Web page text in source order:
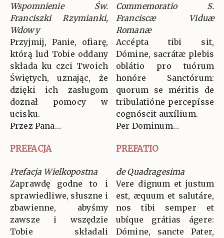
Wspomnienie Św.
Franciszki Rzymianki,
Wdowy
Przyjmij, Panie, ofiarę,
którą lud Tobie oddany
składa ku czci Twoich
Świętych, uznając, że
dzięki ich zasługom
doznał pomocy w
ucisku.
Przez Pana…
Commemoratio S.
Franciscæ Viduæ
Romanæ
Accépta tibi sit,
Dómine, sacrátæ plebis
oblátio pro tuórum
honóre Sanctórum:
quorum se méritis de
tribulatióne percepísse
cognóscit auxílium.
Per Dominum…
PREFACJA PREFATIO
Prefacja Wielkopostna
Zaprawdę godne to i
sprawiedliwe, słuszne i
zbawienne, abyśmy
zawsze i wszędzie
Tobie składali
de Quadragesima
Vere dignum et justum
est, æquum et salutáre,
nos tibi semper et
ubíque grátias ágere:
Dómine, sancte Pater,